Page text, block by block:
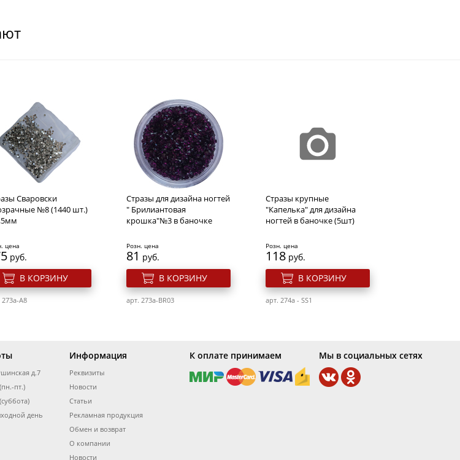
Сваровски
№8 (1440 шт.)
цена
руб.
В КОРЗИНУ
273a-A8
Стразы для дизайна ногтей
" Брилиантовая
крошка"№3 в баночке
Розн. цена
81 руб.
В КОРЗИНУ
арт. 273a-BR03
Стразы крупные
"Капелька" для дизайна
ногтей в баночке (5шт)
Розн. цена
118 руб.
В КОРЗИНУ
арт. 274a - SS1
маникюрные для
Solinberg 506z
д.7
пт.)
день
Информация
Реквизиты
Новости
Статьи
Рекламная продукция
Обмен и возврат
О компании
Новости
К оплате принимаем Мы в социальных сетях